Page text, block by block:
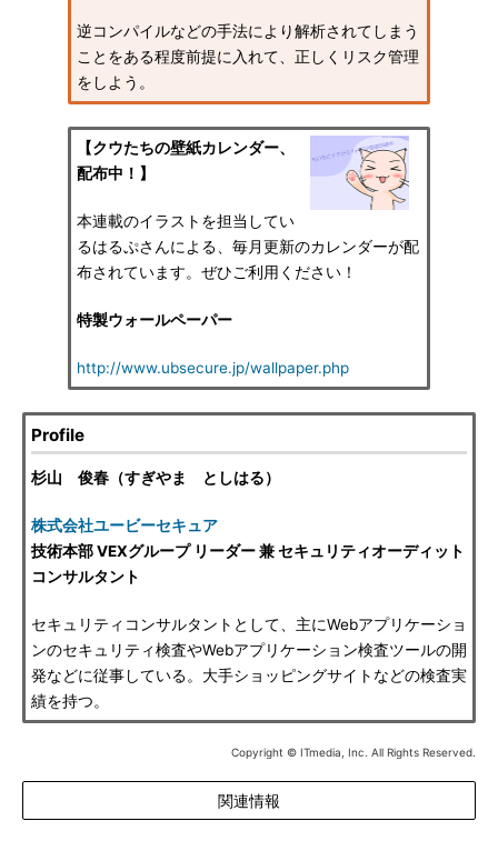
逆コンパイルなどの手法により解析されてしまう
ことをある程度前提に入れて、正しくリスク管理
をしよう。
【クウたちの壁紙カレンダー、
配布中！】
本連載のイラストを担当してい
るはるぷさんによる、毎月更新のカレンダーが配
布されています。ぜひご利用ください！
特製ウォールペーパー
http://www.ubsecure.jp/wallpaper.php
Profile
杉山 俊春（すぎやま としはる）
株式会社ユービーセキュア
技術本部 VEXグループ リーダー 兼 セキュリティオーディット
コンサルタント
セキュリティコンサルタントとして、主にWebアプリケーショ
ンのセキュリティ検査やWebアプリケーション検査ツールの開
発などに従事している。大手ショッピングサイトなどの検査実
績を持つ。
Copyright © ITmedia, Inc. All Rights Reserved.
関連情報